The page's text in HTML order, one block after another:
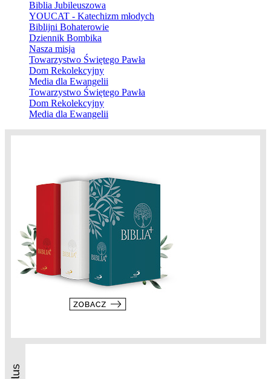
Biblia Jubileuszowa
YOUCAT - Katechizm młodych
Biblijni Bohaterowie
Dziennik Bombika
Nasza misja
Towarzystwo Świętego Pawła
Dom Rekolekcyjny
Media dla Ewangelii
Towarzystwo Świętego Pawła
Dom Rekolekcyjny
Media dla Ewangelii